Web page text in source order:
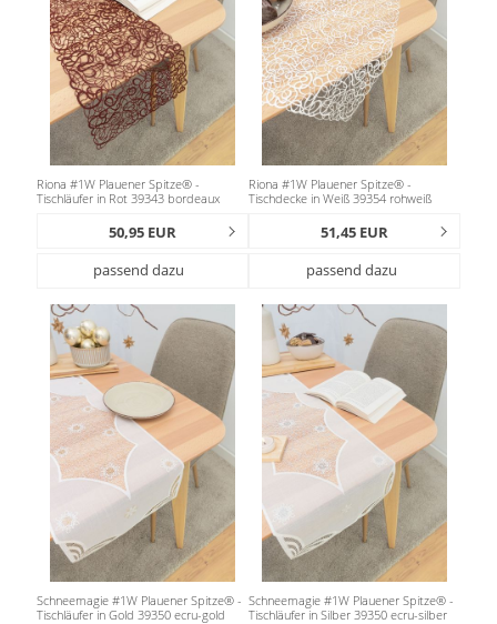
Riona #1W Plauener Spitze® -
Tischläufer in Rot 39343 bordeaux
50,95 EUR
passend dazu
Riona #1W Plauener Spitze® -
Tischdecke in Weiß 39354 rohweiß
51,45 EUR
passend dazu
Schneemagie #1W Plauener Spitze® -
Tischläufer in Gold 39350 ecru-gold
Schneemagie #1W Plauener Spitze® -
Tischläufer in Silber 39350 ecru-silber